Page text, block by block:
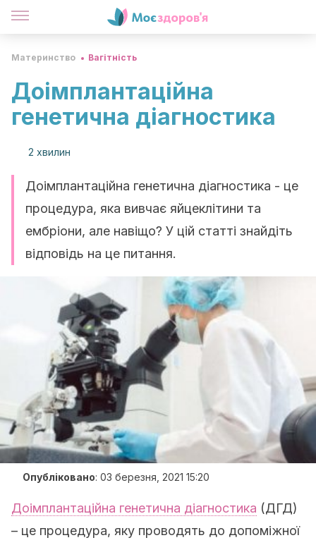
Материнство Вагітність
Доімплантаційна
генетична діагностика
2 хвилин
Доімплантаційна генетична діагностика - це
процедура, яка вивчає яйцеклітини та
ембріони, але навіщо? У цій статті знайдіть
відповідь на це питання.
Опубліковано: 03 березня, 2021 15:20
Доімплантаційна генетична діагностика (ДГД)
– це процедура, яку проводять до допоміжної